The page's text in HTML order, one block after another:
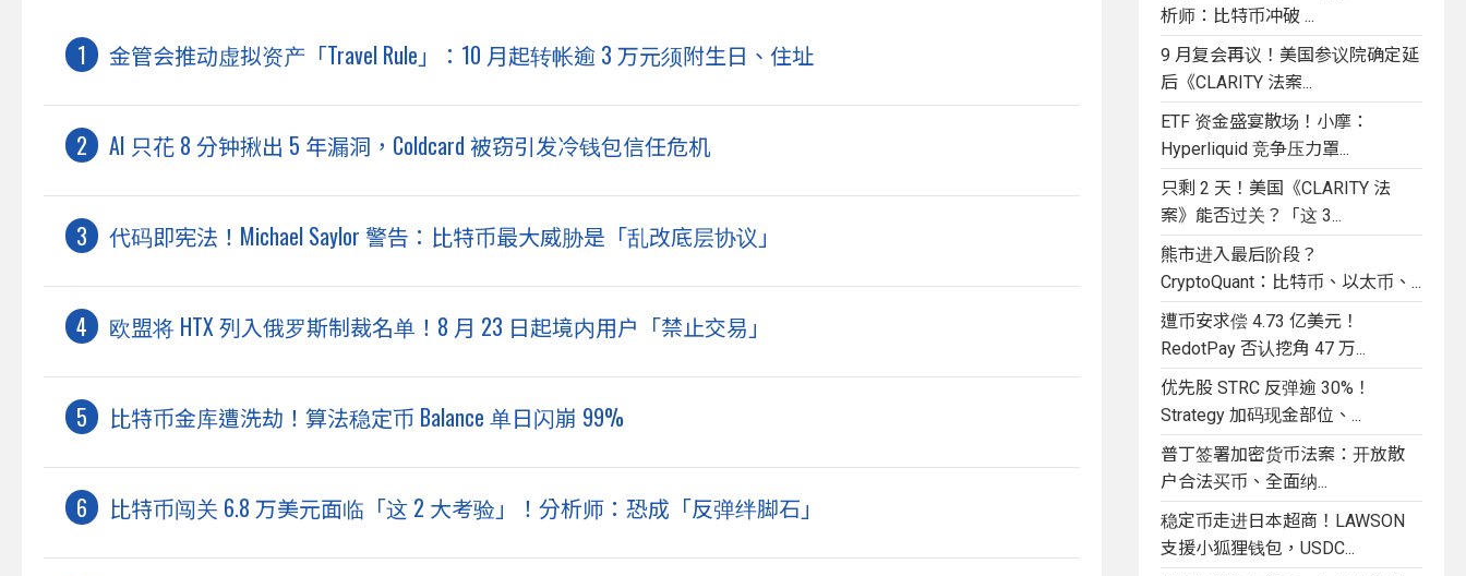
金管会推动虚拟资产「Travel Rule」：10 月起转帐逾 3 万元须附生日、住址
AI 只花 8 分钟揪出 5 年漏洞，Coldcard 被窃引发冷钱包信任危机
代码即宪法！Michael Saylor 警告：比特币最大威胁是「乱改底层协议」
欧盟将 HTX 列入俄罗斯制裁名单！8 月 23 日起境内用户「禁止交易」
比特币金库遭洗劫！算法稳定币 Balance 单日闪崩 99%
比特币闯关 6.8 万美元面临「这 2 大考验」！分析师：恐成「反弹绊脚石」
析师：比特币冲破 ...
9 月复会再议！美国参议院确定延
后《CLARITY 法案...
ETF 资金盛宴散场！小摩：
Hyperliquid 竞争压力罩...
只剩 2 天！美国《CLARITY 法
案》能否过关？「这 3...
熊市进入最后阶段？
CryptoQuant：比特币、以太币、...
遭币安求偿 4.73 亿美元！
RedotPay 否认挖角 47 万...
优先股 STRC 反弹逾 30%！
Strategy 加码现金部位、...
普丁签署加密货币法案：开放散
户合法买币、全面纳...
稳定币走进日本超商！LAWSON
支援小狐狸钱包，USDC...